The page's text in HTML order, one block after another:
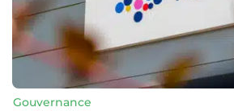
Gouvernance